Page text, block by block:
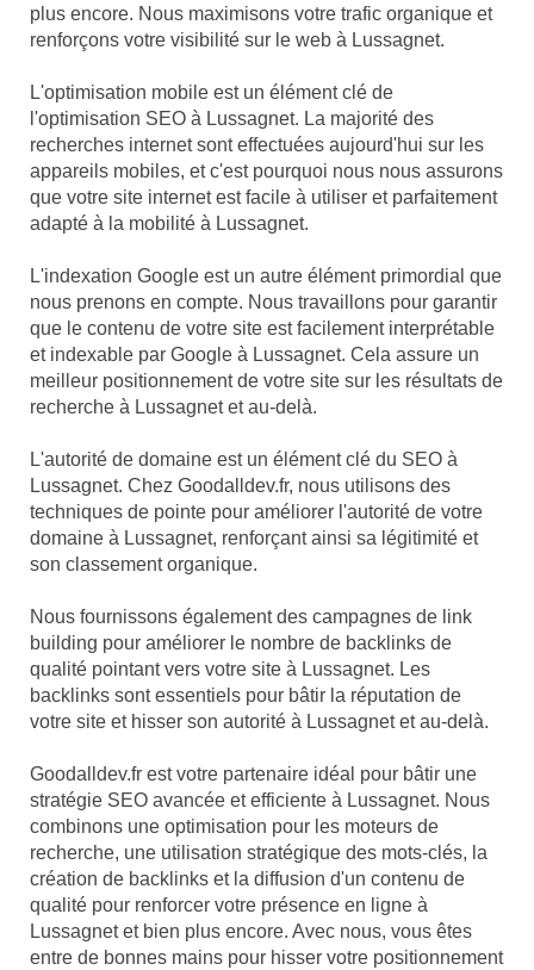
plus encore. Nous maximisons votre trafic organique et
renforçons votre visibilité sur le web à Lussagnet.
L'optimisation mobile est un élément clé de
l'optimisation SEO à Lussagnet. La majorité des
recherches internet sont effectuées aujourd'hui sur les
appareils mobiles, et c'est pourquoi nous nous assurons
que votre site internet est facile à utiliser et parfaitement
adapté à la mobilité à Lussagnet.
L'indexation Google est un autre élément primordial que
nous prenons en compte. Nous travaillons pour garantir
que le contenu de votre site est facilement interprétable
et indexable par Google à Lussagnet. Cela assure un
meilleur positionnement de votre site sur les résultats de
recherche à Lussagnet et au-delà.
L'autorité de domaine est un élément clé du SEO à
Lussagnet. Chez Goodalldev.fr, nous utilisons des
techniques de pointe pour améliorer l'autorité de votre
domaine à Lussagnet, renforçant ainsi sa légitimité et
son classement organique.
Nous fournissons également des campagnes de link
building pour améliorer le nombre de backlinks de
qualité pointant vers votre site à Lussagnet. Les
backlinks sont essentiels pour bâtir la réputation de
votre site et hisser son autorité à Lussagnet et au-delà.
Goodalldev.fr est votre partenaire idéal pour bâtir une
stratégie SEO avancée et efficiente à Lussagnet. Nous
combinons une optimisation pour les moteurs de
recherche, une utilisation stratégique des mots-clés, la
création de backlinks et la diffusion d'un contenu de
qualité pour renforcer votre présence en ligne à
Lussagnet et bien plus encore. Avec nous, vous êtes
entre de bonnes mains pour hisser votre positionnement